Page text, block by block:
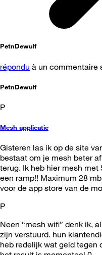
PetnDewulf
répondu à un commentaire
PetnDewulf
P
Mesh applicatie
Gisteren las ik op de site
bestaat om je mesh beter
terug. Ik heb hier mesh met
een ramp!! Maximum 28
voor de app store van de
P
Neen “mesh wifi” denk ik,
zijn verstuurd. hun
heb redelijk wat geld tegen